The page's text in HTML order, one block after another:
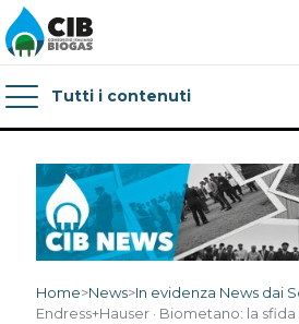
Tutti i contenuti
Home>News>In evidenza News dai
Endress+Hauser · Biometano: la